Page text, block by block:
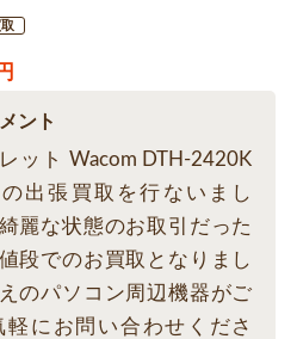
ント
ット Wacom DTH-2420K
出張買取を行ないまし
麗な状態のお取引だった
段でのお買取となりまし
のパソコン周辺機器がご
にお問い合わせくださ